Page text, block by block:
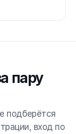
пару
подберётся
вход по